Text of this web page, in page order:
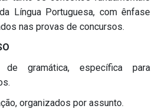
Língua Portuguesa, com ênfase
nas provas de concursos.
de gramática, específica para
organizados por assunto.